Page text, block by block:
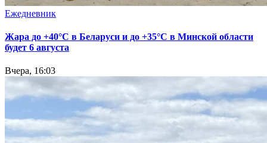
Ежедневник
Жара до +40°С в Беларуси и до +35°С в Минской области
будет 6 августа
Вчера, 16:03